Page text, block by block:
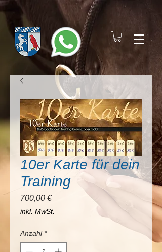
10er Karte für dein
Training
700,00 €Preis
inkl. MwSt.
Anzahl *